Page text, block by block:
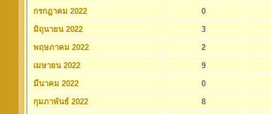
กรกฎาคม 2022
0
มิถุนายน 2022
3
พฤษภาคม 2022
2
เมษายน 2022
9
มีนาคม 2022
0
กุมภาพันธ์ 2022
8